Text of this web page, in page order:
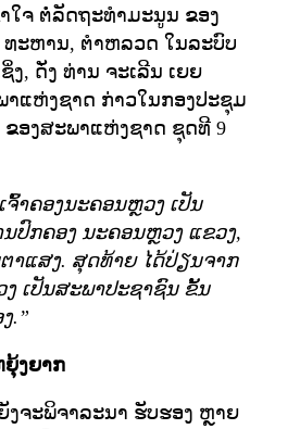
ໃຈ ຕໍ່ລັດຖະທຳມະນູນ ຂອງ
ະຫານ, ຕຳຫລວດ ໃນລະບົບ
ງ, ດັ່ງ ທ່ານ ຈະເລີນ ເຍຍ
າແຫ່ງຊາດ ກ່າວໃນກອງປະຊຸມ
ອງສະພາແຫ່ງຊາດ ຊຸດທີ 9
ຈົ້າຄອງນະຄອນຫຼວງ ເປັນ
ປົກຄອງ ນະຄອນຫຼວງ ແຂວງ,
າແສງ. ສຸດທ້າຍ ໄດ້ປ່ຽນຈາກ
ເປັນສະພາປະຊາຊົນ ຂັ້ນ
.”
ງຍາກ
ຈະພິຈາລະນາ ຮັບຮອງ ຫຼາຍ